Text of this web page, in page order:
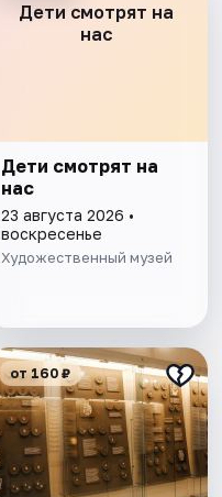
Дети смотрят на
нас
Дети смотрят на
нас
23 августа 2026 •
воскресенье
Художественный музей
от 160 ₽